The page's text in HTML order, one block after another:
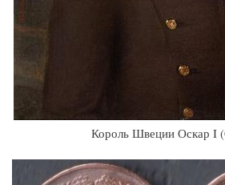
Король Швеции Оскар I